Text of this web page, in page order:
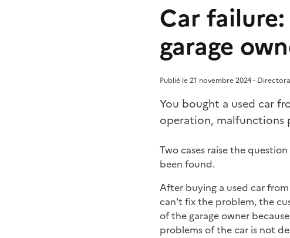
Car
garage
Publié le 21 novembre 2024 -
You bought a used car
operation, malfunctions
Two cases raise the
been found.
After buying a used car
can't fix the problem, the
of the garage owner
problems of the car is not